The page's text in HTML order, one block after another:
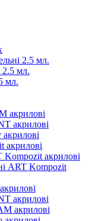
2.5 мл.
2.5 мл.
мл.
акрилові
акрилові
акрилові
Kompozit акрилові
ART Kompozit
акрилові
акрилові